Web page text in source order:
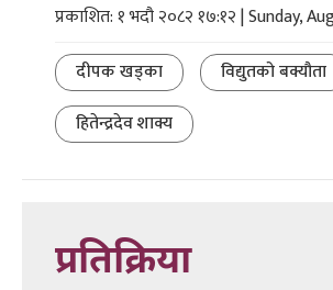
प्रकाशित: १ भदौ २०८२ १७:१२ | Sunday,
दीपक खड्का
विद्युतको बक्यौता
हितेन्द्रदेव शाक्य
प्रतिक्रिया